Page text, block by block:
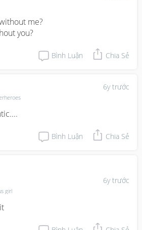
me?
you?
Bình Luận Chia Sẻ
6y trước
Bình Luận Chia Sẻ
6y trước
girl